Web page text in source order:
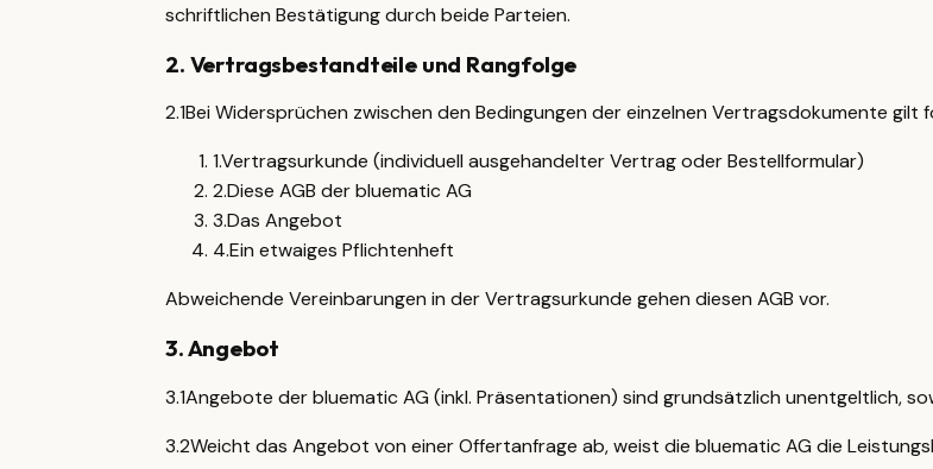
schriftlichen Bestätigung durch beide Parteien.
2. Vertragsbestandteile und Rangfolge
2.1Bei Widersprüchen zwischen den Bedingungen der einzelnen Vertragsdokumente gilt
1.Vertragsurkunde (individuell ausgehandelter Vertrag oder Bestellformular)
2.Diese AGB der bluematic AG
3.Das Angebot
4.Ein etwaiges Pflichtenheft
Abweichende Vereinbarungen in der Vertragsurkunde gehen diesen AGB vor.
3.Angebot
3.1Angebote der bluematic AG (inkl. Präsentationen) sind grundsätzlich unentgeltlich,
3.2Weicht das Angebot von einer Offertanfrage ab, weist die bluematic AG die